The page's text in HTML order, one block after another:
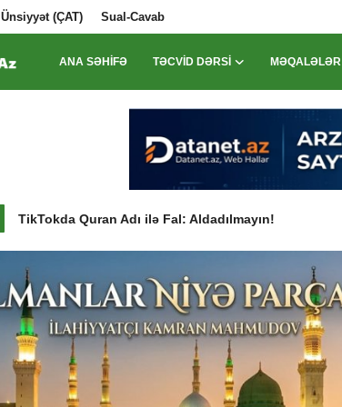
Ünsiyyət (ÇAT) Sual-Cavab
ANA SƏHIFƏ TƏCVID DƏRSI MƏQALƏLƏR
Dini.Az-a Dəstək Fondu
Vətəndaşlara Müraciət
Onlayn Quran Dərsləri Qeydiyyat Başladı
TikTokda Quran Adı ilə Fal: Aldadılmayın!